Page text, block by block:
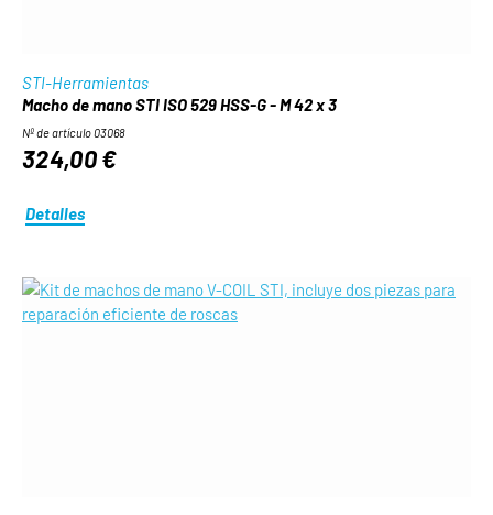
STI-Herramientas
Macho de mano STI ISO 529 HSS-G - M 42 x 3
Nº de artículo 03068
324,00 €
Detalles